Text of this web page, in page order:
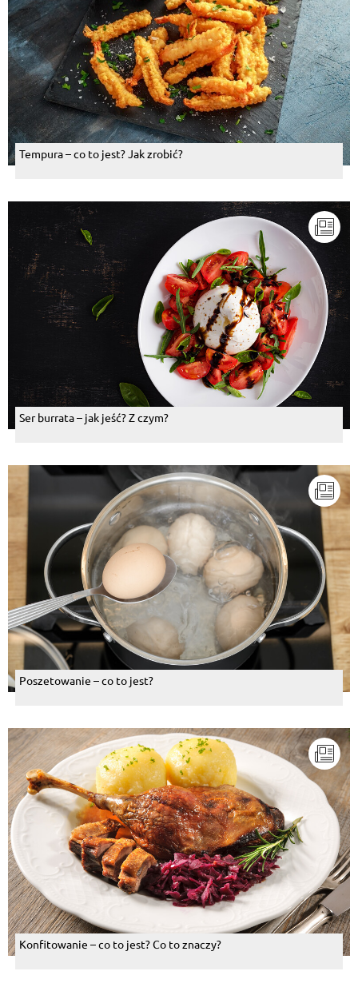
Tempura – co to jest? Jak zrobić?
Ser burrata – jak jeść? Z czym?
Poszetowanie – co to jest?
Konfitowanie – co to jest? Co to znaczy?